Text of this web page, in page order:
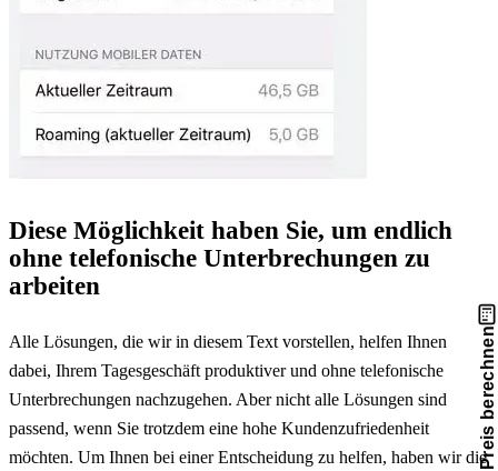
Diese Möglichkeit haben Sie, um endlich
ohne telefonische Unterbrechungen zu
arbeiten
Alle Lösungen, die wir in diesem Text vorstellen, helfen Ihnen
dabei, Ihrem Tagesgeschäft produktiver und ohne telefonische
Unterbrechungen nachzugehen. Aber nicht alle Lösungen sind
passend, wenn Sie trotzdem eine hohe Kundenzufriedenheit
möchten. Um Ihnen bei einer Entscheidung zu helfen, haben wir diePreis berechnen